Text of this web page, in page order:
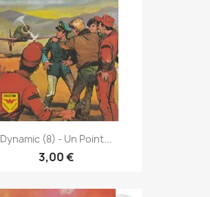
Dynamic (8) - Un Point...
3,00 €